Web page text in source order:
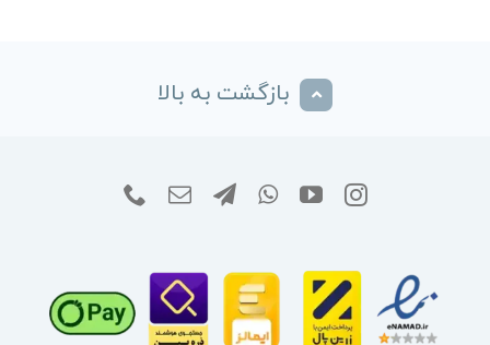
بازگشت به بالا